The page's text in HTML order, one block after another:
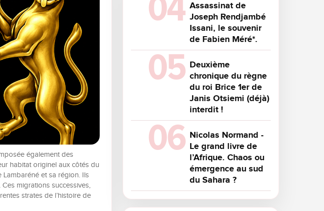
également des
habitat originel aux côtés du
et sa région. Ils
migrations successives,
strates de l’histoire de
Assassinat de
Joseph Rendjambé
Issani, le souvenir
de Fabien Méré*.
Deuxième
chronique du règne
du roi Brice 1er de
Janis Otsiemi (déjà)
interdit !
Nicolas Normand -
Le grand livre de
l’Afrique. Chaos ou
émergence au sud
du Sahara ?